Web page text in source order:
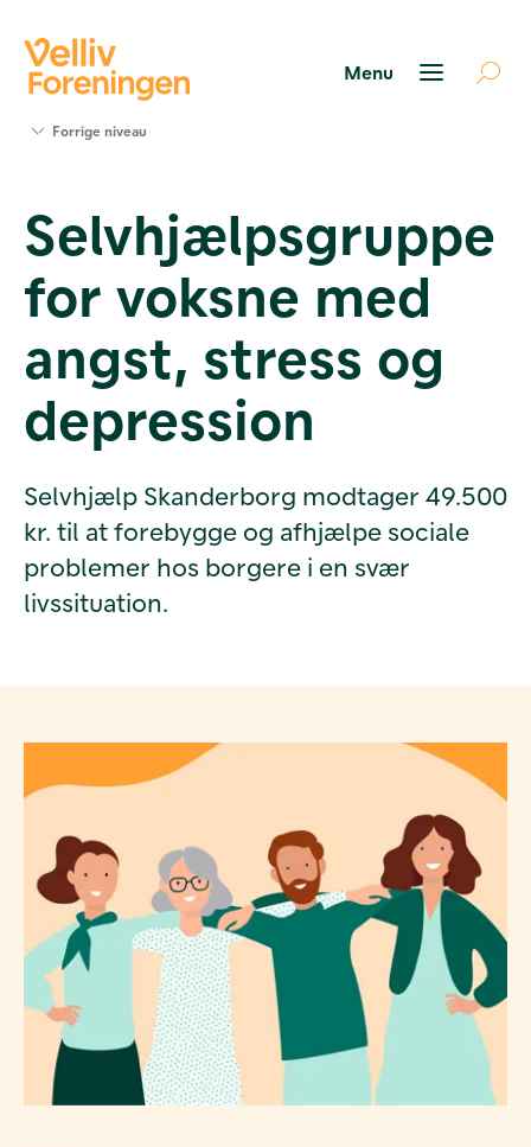
Værktøjer
og viden
Om Velliv
Foreningen
os
Forrige niveau
Selvhjælpsgruppe
for voksne med
angst, stress og
depression
Selvhjælp Skanderborg modtager 49.500
kr. til at forebygge og afhjælpe sociale
problemer hos borgere i en svær
livssituation.